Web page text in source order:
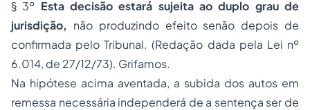
§ 3º Esta decisão estará sujeita ao duplo grau de
jurisdição, não produzindo efeito senão depois de
confirmada pelo Tribunal. (Redação dada pela Lei nº
6.014, de 27/12/73). Grifamos.
Na hipótese acima aventada, a subida dos autos em
remessa necessária independerá de a sentença ser de